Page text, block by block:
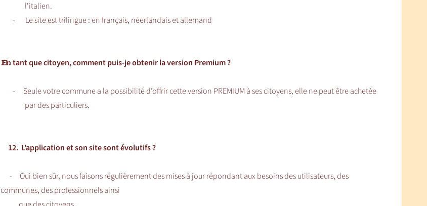
l'italien.
-
Le site est trilingue : en français, néerlandais et allemand
11.
En tant que citoyen, comment puis-je obtenir la version Premium ?
-
Seule votre commune a la possibilité d’offrir cette version PREMIUM à ses citoyens, elle ne peut être achetée
par des particuliers.
12. L’application et son site sont évolutifs ?
- Oui bien sûr, nous faisons régulièrement des mises à jour répondant aux besoins des utilisateurs, des
communes, des professionnels ainsi